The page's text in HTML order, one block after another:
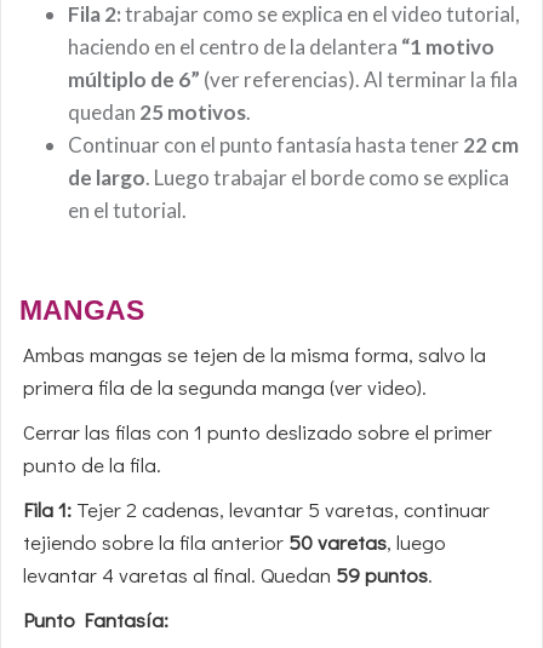
Fila 2:trabajar como se explica en el video tutorial,
haciendo en el centro de la delantera “1 motivo
múltiplo de 6” (ver referencias). Al terminar la fila
quedan 25 motivos.
Continuar con el punto fantasía hasta tener22 cm
de largo. Luego trabajar el borde como se explica
en el tutorial.
MANGAS
Ambas mangas se tejen de la misma forma, salvo la
primera fila de la segunda manga (ver video).
Cerrar las filas con 1 punto deslizado sobre el primer
punto de la fila.
Fila 1: Tejer 2 cadenas, levantar 5 varetas, continuar
tejiendo sobre la fila anterior 50 varetas, luego
levantar 4 varetas al final. Quedan 59 puntos.
Punto Fantasía: